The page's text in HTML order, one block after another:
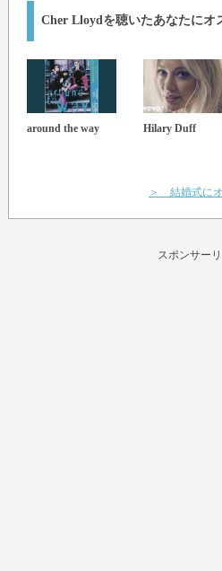
Cher Lloydを聴いたあなたにオ
around the way Hilary Duff
＞ 結婚式に
スポンサー